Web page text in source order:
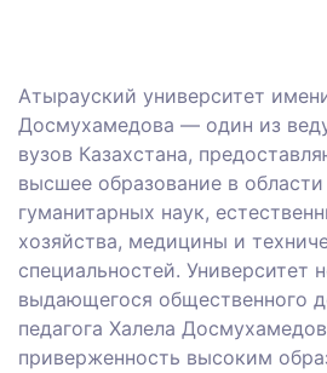
Атырауский университет
Досмухамедова — один из
вузов Казахстана,
высшее образование в области
гуманитарных наук,
хозяйства, медицины и
специальностей. Университет
выдающегося общественного
педагога Халела
приверженность высоким